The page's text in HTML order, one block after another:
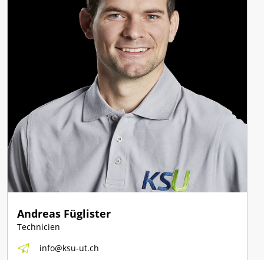
Andreas Füglister
Technicien
info@ksu-ut.ch